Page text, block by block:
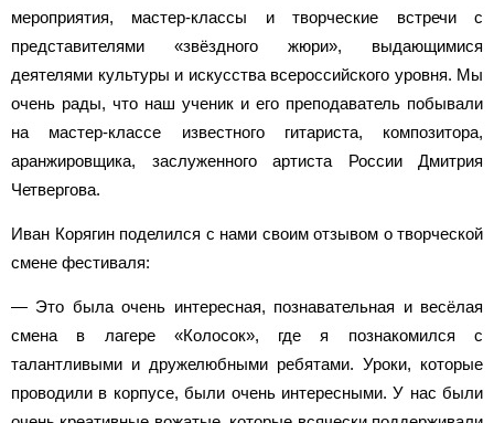
мероприятия, мастер-классы и творческие встречи с
представителями «звёздного жюри», выдающимися
деятелями культуры и искусства всероссийского уровня. Мы
очень рады, что наш ученик и его преподаватель побывали
на мастер-классе известного гитариста, композитора,
аранжировщика, заслуженного артиста России Дмитрия
Четвергова.
Иван Корягин поделился с нами своим отзывом о творческой
смене фестиваля:
— Это была очень интересная, познавательная и весёлая
смена в лагере «Колосок», где я познакомился с
талантливыми и дружелюбными ребятами. Уроки, которые
проводили в корпусе, были очень интересными. У нас были